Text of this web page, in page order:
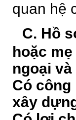
quan hệ
C. Hồ
hoặc
ngoại
Có
xây